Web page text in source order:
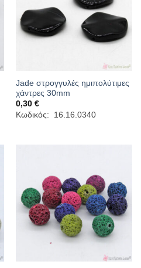
Jade στρογγυλές ημιπολύτιμες
χάντρες 30mm
0,30 €
Κωδικός: 16.16.0340